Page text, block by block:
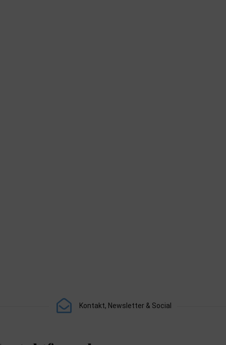
Kontakt, Newsletter & Social